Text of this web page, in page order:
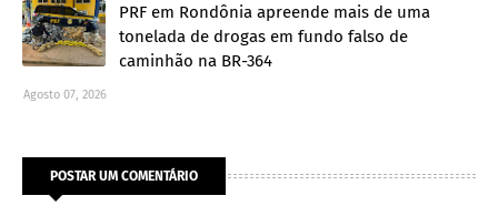
PRF em Rondônia apreende mais de uma
tonelada de drogas em fundo falso de
caminhão na BR-364
Agosto 07, 2026
POSTAR UM COMENTÁRIO